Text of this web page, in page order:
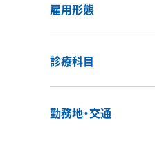
雇用形態
診療科目
勤務地・交通